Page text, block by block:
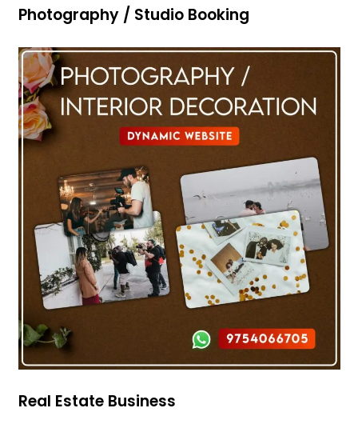
Photography / Studio Booking
Real Estate Business